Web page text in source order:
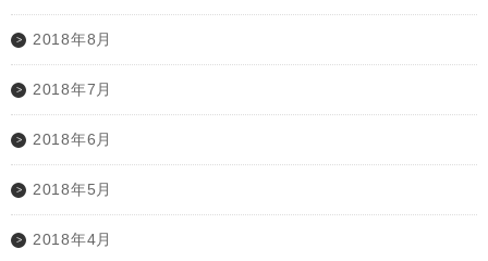
2018年8月
2018年7月
2018年6月
2018年5月
2018年4月